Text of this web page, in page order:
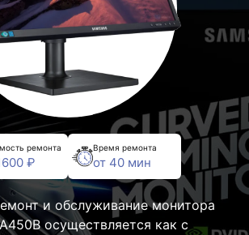
ремонта
₽
Время ремонта
от 40 мин
и обслуживание монитора
осуществляется как с